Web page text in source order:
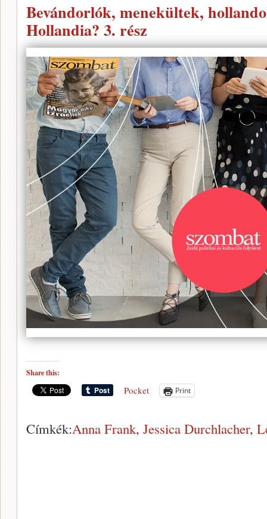
Bevándorlók, menekültek,
Hollandia? 3. rész
Share this:
Pocket Print
Címkék:Anna Frank, Jessica Durchlacher,